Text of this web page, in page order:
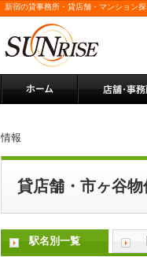
新宿の貸事務所・貸店舗・マンション
情報
貸店舗・市ヶ谷物
駅名別一覧